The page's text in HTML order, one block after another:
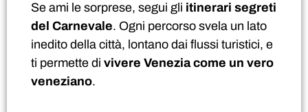
Se ami le sorprese, segui gli itinerari segreti
del Carnevale. Ogni percorso svela un lato
inedito della città, lontano dai flussi turistici, e
ti permette di vivere Venezia come un vero
veneziano.